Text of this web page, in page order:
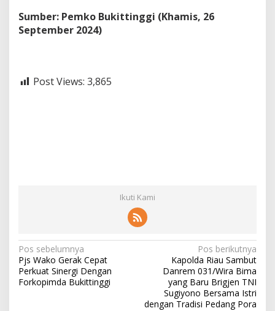
Sumber: Pemko Bukittinggi (Khamis, 26
September 2024)
Post Views: 3,865
Ikuti Kami
N
a
v
Pos sebelumnya
Pjs Wako Gerak Cepat
Perkuat Sinergi Dengan
Forkopimda Bukittinggi
Pos berikutnya
Kapolda Riau Sambut
Danrem 031/Wira Bima
yang Baru Brigjen TNI
Sugiyono Bersama Istri
dengan Tradisi Pedang Pora